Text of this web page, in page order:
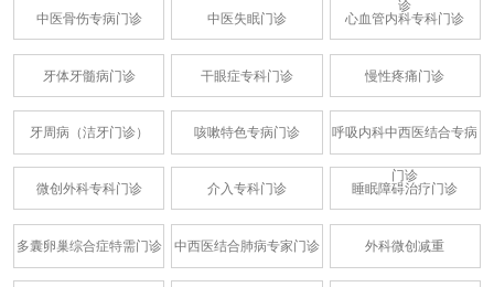
诊
中医骨伤专病门诊
中医失眠门诊 心血管内科专科门诊
牙体牙髓病门诊 干眼症专科门诊 慢性疼痛门诊
牙周病（洁牙门诊） 咳嗽特色专病门诊 呼吸内科中西医结合专病
门诊
微创外科专科门诊
介入专科门诊 睡眠障碍治疗门诊
多囊卵巢综合症特需门诊 中西医结合肺病专家门诊 外科微创减重